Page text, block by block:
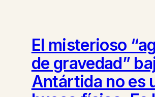
El misterioso
de gravedad”
Antártida no es